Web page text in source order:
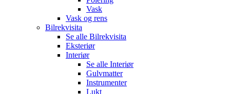
Vask
Vask og rens
Bilrekvisita
Se alle Bilrekvisita
Eksteriør
Interiør
Se alle Interiør
Gulvmatter
Instrumenter
Lukt